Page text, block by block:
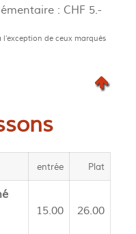
: CHF 5.-
l’exception de ceux marqués
entrée Plat
15.00 26.00